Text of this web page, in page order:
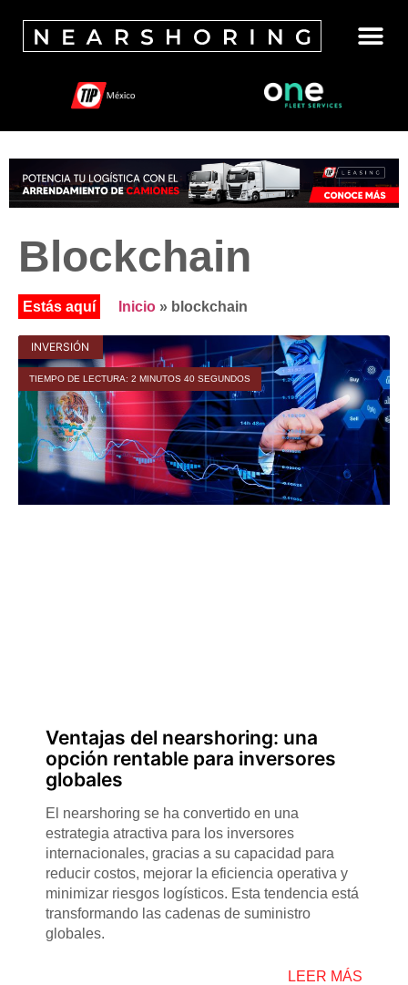
Blockchain
Inicio » blockchain
INVERSIÓN
Ventajas del nearshoring: una
opción rentable para inversores
globales
TIEMPO DE LECTURA: 2 MINUTOS 40 SEGUNDOS
El nearshoring se ha convertido en una
estrategia atractiva para los inversores
internacionales, gracias a su capacidad para
reducir costos, mejorar la eficiencia operativa y
minimizar riesgos logísticos. Esta tendencia está
transformando las cadenas de suministro
globales.
LEER MÁS